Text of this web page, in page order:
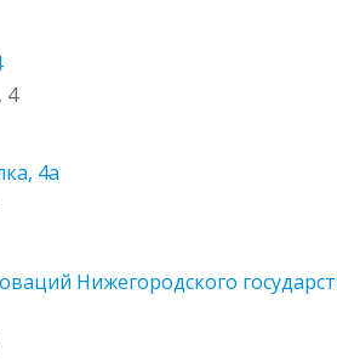
4
4а
Нижегородского